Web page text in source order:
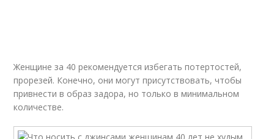
Женщине за 40 рекомендуется избегать потертостей,
прорезей. Конечно, они могут присутствовать, чтобы
привнести в образ задора, но только в минимальном
количестве.